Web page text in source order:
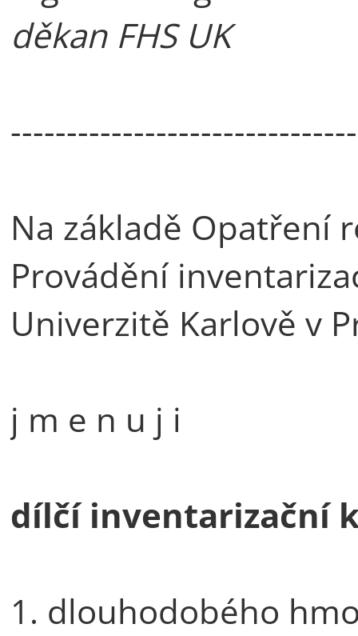
děkan FHS UK
Na základě Opatření
Provádění
Univerzitě Karlově v
j m e n u j i
dílčí inventarizační
1. dlouhodobého